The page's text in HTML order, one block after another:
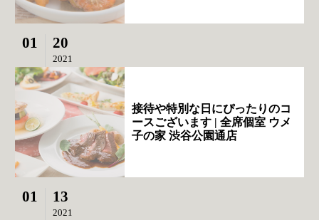
01 20
2021
接待や特別な日にぴったりのコ
ースございます | 全席個室 ウメ
子の家 渋谷公園通店
01 13
2021